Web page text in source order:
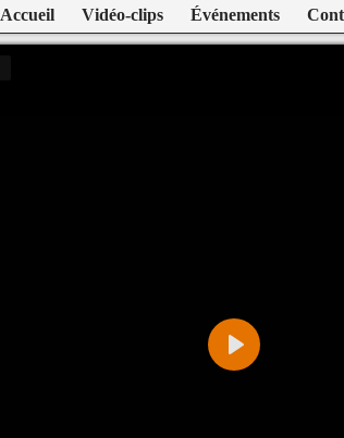
Accueil Vidéo-clips Événements
Play